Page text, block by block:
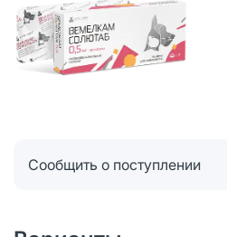
Сообщить о поступлении